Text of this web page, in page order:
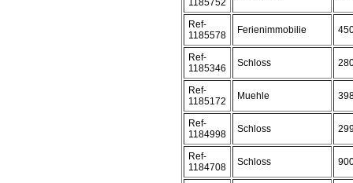
1185752
Ref-
1185578
Ferienimmobilie
Ref-
1185346
Schloss
Ref-
1185172
Muehle
Ref-
1184998
Schloss
Ref-
1184708
Schloss